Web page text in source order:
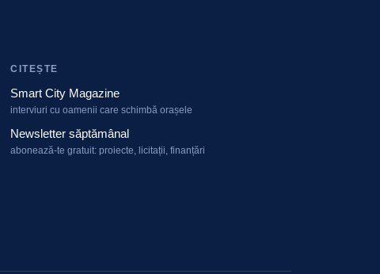
CITEȘTE
Smart City Magazine
interviuri cu oamenii care schimbă orașele
Newsletter săptămânal
abonează-te gratuit: proiecte, licitații, finanțări